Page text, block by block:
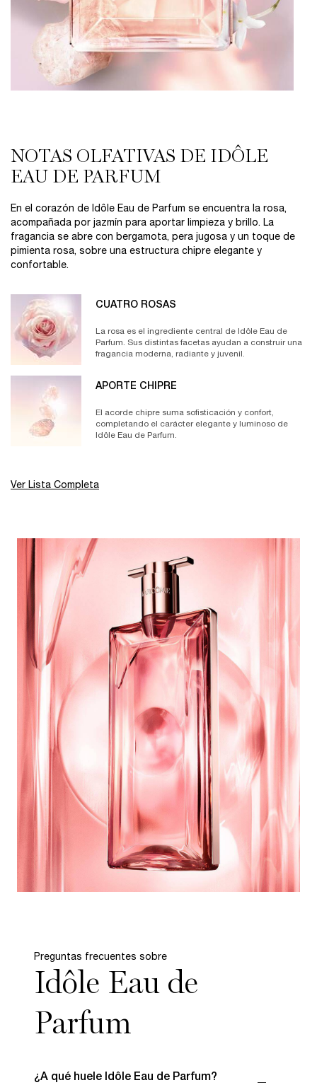
NOTAS OLFATIVAS DE IDÔLE
EAU DE PARFUM
En el corazón de Idôle Eau de Parfum se encuentra la rosa,
acompañada por jazmín para aportar limpieza y brillo. La
fragancia se abre con bergamota, pera jugosa y un toque de
pimienta rosa, sobre una estructura chipre elegante y
confortable.
CUATRO ROSAS
La rosa es el ingrediente central de Idôle Eau de
Parfum. Sus distintas facetas ayudan a construir una
fragancia moderna, radiante y juvenil.
APORTE CHIPRE
El acorde chipre suma sofisticación y confort,
completando el carácter elegante y luminoso de
Idôle Eau de Parfum.
Ver Lista Completa
Preguntas frecuentes sobre
Idôle Eau de
Parfum
¿A qué huele Idôle Eau de Parfum?